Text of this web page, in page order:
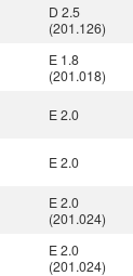
D 2.5
(201.126)
E 1.8
(201.018)
E 2.0
E 2.0
E 2.0
(201.024)
E 2.0
(201.024)